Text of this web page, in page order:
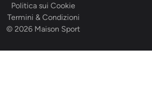
© 2026 Maison Sport
Termini & Condizioni
Politica sui Cookie